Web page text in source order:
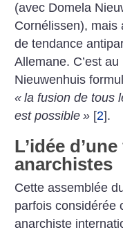
(avec Domela
Cornélissen), mais
de tendance
Allemane. C’est
Nieuwenhuis
« la fusion de tous
est possible » [2].
L’idée
anarchistes
Cette assemblée
parfois considérée
anarchiste